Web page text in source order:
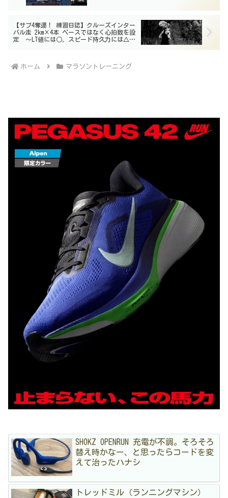
【サブ4奪還！ 練習日誌】クルーズインター
バル走 2km×4本 ペースではなく心拍数を設
定 〜LT値には○、スピード持久力には△か
ホーム マラソントレーニング
SHOKZ OPENRUN 充電が不調。そろそろ
替え時かなー、と思ったらコードを変
えて治ったハナシ
トレッドミル（ランニングマシン）